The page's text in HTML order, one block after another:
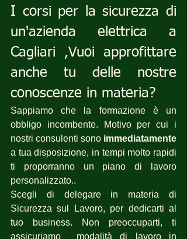
I corsi per la sicurezza di
un'azienda elettrica a
Cagliari ,Vuoi approfittare
anche tu delle nostre
conoscenze in materia?
Sappiamo che la formazione è un
obbligo incombente. Motivo per cui i
nostri consulenti sono immediatamente
a tua disposizione, in tempi molto rapidi
ti proporranno un piano di lavoro
personalizzato..
Scegli di delegare in materia di
Sicurezza sul Lavoro, per dedicarti al
tuo business. Non preoccuparti, ti
assicuriamo  modalità di lavoro in